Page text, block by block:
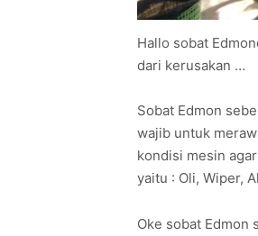
Hallo sobat
dari kerusakan …
Sobat Edmon
wajib untuk
kondisi mesin
yaitu : Oli, Wiper,
Oke sobat Edmon